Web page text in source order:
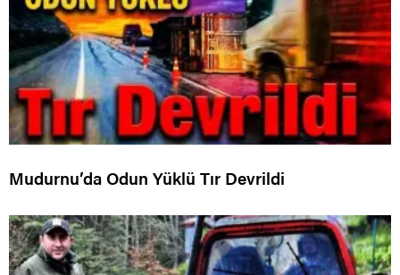
Mudurnu’da Odun Yüklü Tır Devrildi